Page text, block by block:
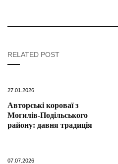
RELATED POST
27.01.2026
Авторські короваї з
Могилів-Подільського
району: давня традиція
07.07.2026